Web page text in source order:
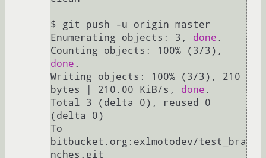
$ git push -u origin master
Enumerating objects: 3, done .
done .
Writing objects: 100% (3/3), 210
bytes | 210.00 KiB/s, done .
Total 3 (delta 0), reused 0
(delta 0)
To
bitbucket.org:exlmotodev/test_bra
nches.git